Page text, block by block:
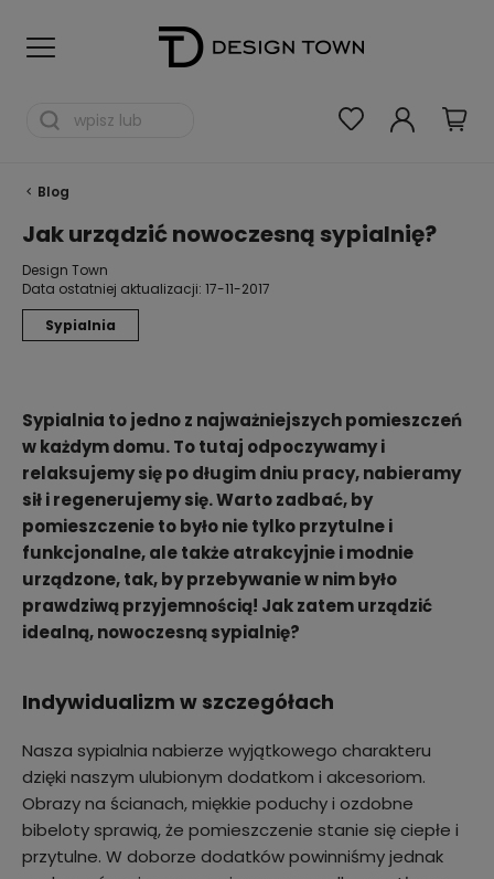
Blog
Jak urządzić nowoczesną sypialnię?
Design Town
Data ostatniej aktualizacji: 17-11-2017
Sypialnia
Sypialnia to jedno z najważniejszych pomieszczeń
w każdym domu. To tutaj odpoczywamy i
relaksujemy się po długim dniu pracy, nabieramy
sił i regenerujemy się. Warto zadbać, by
pomieszczenie to było nie tylko przytulne i
funkcjonalne, ale także atrakcyjnie i modnie
urządzone, tak, by przebywanie w nim było
prawdziwą przyjemnością! Jak zatem urządzić
idealną, nowoczesną sypialnię?
Indywidualizm w szczegółach
Nasza sypialnia nabierze wyjątkowego charakteru
dzięki naszym ulubionym dodatkom i akcesoriom.
Obrazy na ścianach, miękkie poduchy i ozdobne
bibeloty sprawią, że pomieszczenie stanie się ciepłe i
przytulne. W doborze dodatków powinniśmy jednak